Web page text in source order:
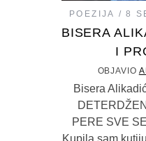
POEZIJA 8
BISERA
I
OBJAVIO
Bisera
PERE SVE
Kupila sam